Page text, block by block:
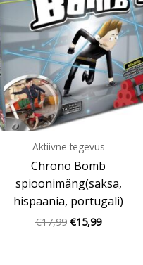
Aktiivne tegevus
Chrono Bomb
spioonimäng(saksa,
hispaania, portugali)
€17,99 €15,99